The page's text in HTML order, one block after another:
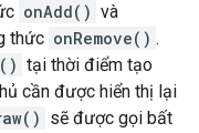
onAdd() và
thức onRemove() .
tại thời điểm tạo
cần được hiển thị lại
sẽ được gọi bất